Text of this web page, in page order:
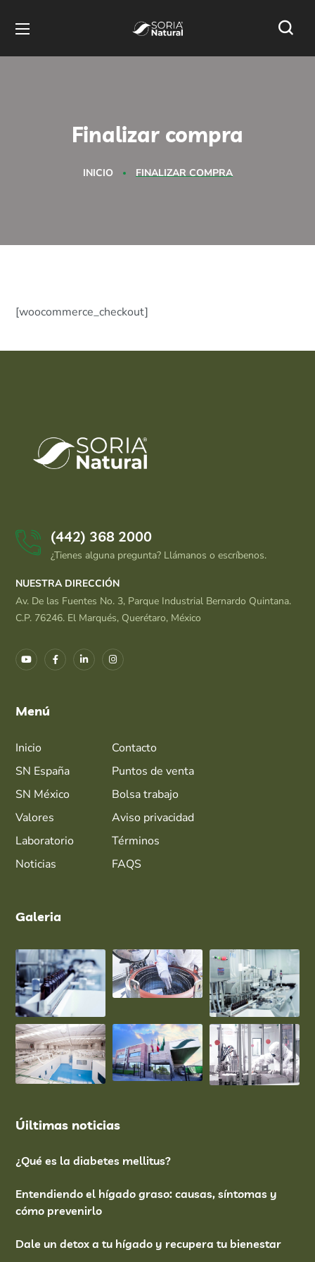
Finalizar compra
INICIO FINALIZAR COMPRA
[woocommerce_checkout]
(442) 368 2000
¿Tienes alguna pregunta? Llámanos o escríbenos.
NUESTRA DIRECCIÓN
Av. De las Fuentes No. 3, Parque Industrial Bernardo Quintana.
C.P. 76246. El Marqués, Querétaro, México
Menú
Inicio
SN España
SN México
Valores
Laboratorio
Noticias
Contacto
Puntos de venta
Bolsa trabajo
Aviso privacidad
Términos
FAQS
Galeria
Úiltimas noticias
¿Qué es la diabetes mellitus?
Entendiendo el hígado graso: causas, síntomas y
cómo prevenirlo
Dale un detox a tu hígado y recupera tu bienestar